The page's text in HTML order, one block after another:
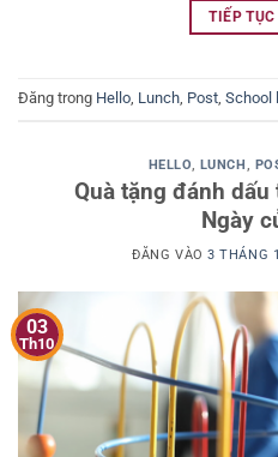
TIẾP TỤC
Đăng trong Hello Lunch Post School
HELLO, LUNCH,
Quà tặng đánh
Ngày
ĐĂNG VÀO3 THÁNG
03
Th10